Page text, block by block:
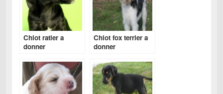
Chiot ratier a
donner
Chiot fox terrier a
donner